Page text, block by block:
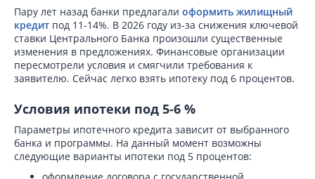
Пару лет назад банки предлагали оформить жилищный
кредит под 11-14%. В 2026 году из-за снижения ключевой
ставки Центрального Банка произошли существенные
изменения в предложениях. Финансовые организации
пересмотрели условия и смягчили требования к
заявителю. Сейчас легко взять ипотеку под 6 процентов.
Условия ипотеки под 5-6 %
Параметры ипотечного кредита зависит от выбранного
банка и программы. На данный момент возможны
следующие варианты ипотеки под 5 процентов:
оформление договора с государственной